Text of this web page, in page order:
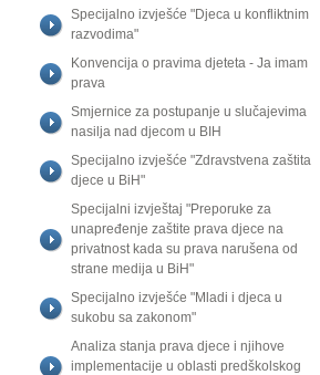
Specijalno izvješće "Djeca u konfliktnim
razvodima"
Konvencija o pravima djeteta - Ja imam
prava
Smjernice za postupanje u slučajevima
nasilja nad djecom u BIH
Specijalno izvješće "Zdravstvena zaštita
djece u BiH"
Specijalni izvještaj "Preporuke za
unapređenje zaštite prava djece na
privatnost kada su prava narušena od
strane medija u BiH"
Specijalno izvješće "Mladi i djeca u
sukobu sa zakonom"
Analiza stanja prava djece i njihove
implementacije u oblasti predškolskog